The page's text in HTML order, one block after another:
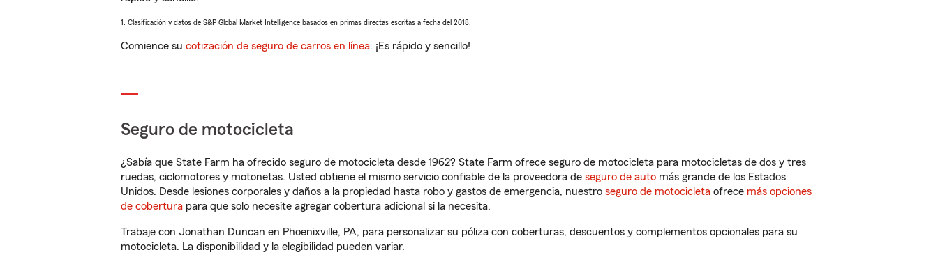
1. Clasificación y datos de S&P Global Market Intelligence basados en primas directas escritas a fecha del 2018.
Comience su cotización de seguro de carros en línea. ¡Es rápido y sencillo!
Seguro de motocicleta
¿Sabía que State Farm ha ofrecido seguro de motocicleta desde 1962? State Farm ofrece seguro de motocicleta para motocicletas de dos y tres
ruedas, ciclomotores y motonetas. Usted obtiene el mismo servicio confiable de la proveedora de seguro de auto más grande de los Estados
Unidos. Desde lesiones corporales y daños a la propiedad hasta robo y gastos de emergencia, nuestro seguro de motocicleta ofrece más opciones
de cobertura para que solo necesite agregar cobertura adicional si la necesita.
Trabaje con Jonathan Duncan en Phoenixville, PA, para personalizar su póliza con coberturas, descuentos y complementos opcionales para su
motocicleta. La disponibilidad y la elegibilidad pueden variar.